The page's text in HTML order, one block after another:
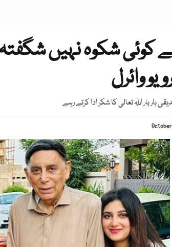
کوئی شکوہ نہیں
وائرل
بار بار اللہ تعالیٰ کا شکر ادا کرتے رہے